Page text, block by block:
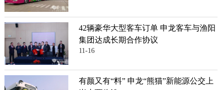
42辆豪华大型客车订单 申龙客车与渔阳
集团达成长期合作协议
11-16
有颜又有“料” 申龙“熊猫”新能源公交上